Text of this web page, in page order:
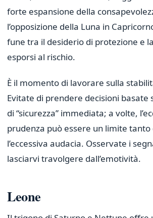
forte espansione della
l’opposizione della Luna in
fune tra il desiderio di protezione e
esporsi al rischio.
È il momento di lavorare sulla
Evitate di prendere decisioni basate
di “sicurezza” immediata; a volte,
prudenza può essere un limite
l’eccessiva audacia. Osservate i
lasciarvi travolgere dall’emotività.
Leone